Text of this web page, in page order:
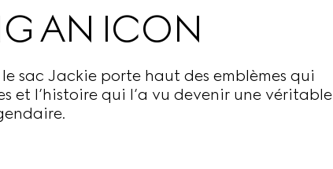
AN ICON
sac Jackie porte haut des emblèmes qui
et l’histoire qui l’a vu devenir une véritable